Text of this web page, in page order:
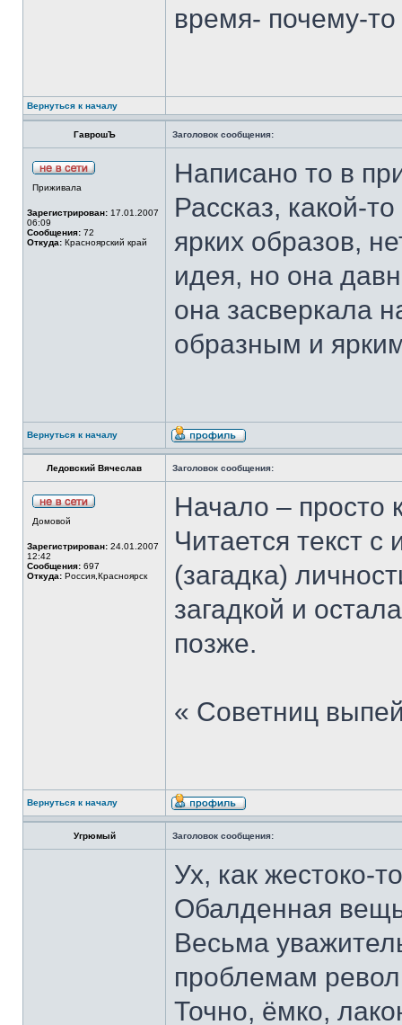
время- почему-
Вернуться к началу
ГаврошЪ Заголовок сообщения:
Приживала
Зарегистрирован: 17.01.2007
06:09
Сообщения: 72
Откуда: Красноярский край
Написано то в
Рассказ, какой-
ярких образов,
идея, но она
она засверкала
образным и
Вернуться к началу
Ледовский Вячеслав Заголовок сообщения:
Домовой
Зарегистрирован: 24.01.2007
12:42
Сообщения: 697
Откуда: Россия,Красноярск
Начало – просто
Читается текст с
(загадка)
загадкой и
позже.
« Советниц
Вернуться к началу
Угрюмый Заголовок сообщения:
Ух, как жестоко-
Обалденная
Весьма
проблемам
Точно, ёмко,